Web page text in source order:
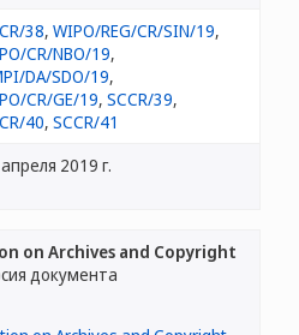
38, WIPO/REG/CR/SIN/19,
CR/NBO/19,
DA/SDO/19,
CR/GE/19, SCCR/39,
40, SCCR/41
2019 г.
on Archives and Copyright
документа